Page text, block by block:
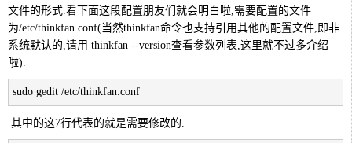
文件的形式.看下面这段配置朋友们就会明白啦,需要配置的文件
为/etc/thinkfan.conf(当然thinkfan命令也支持引用其他的配置文件,即非
系统默认的,请用 thinkfan --version查看参数列表,这里就不过多介绍
啦).
sudo gedit /etc/thinkfan.conf
其中的这7行代表的就是需要修改的.